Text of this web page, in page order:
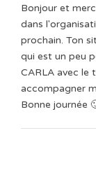
Bonjour et
dans
prochain. Ton
qui est un peu
CARLA avec le
accompagner
Bonne journée